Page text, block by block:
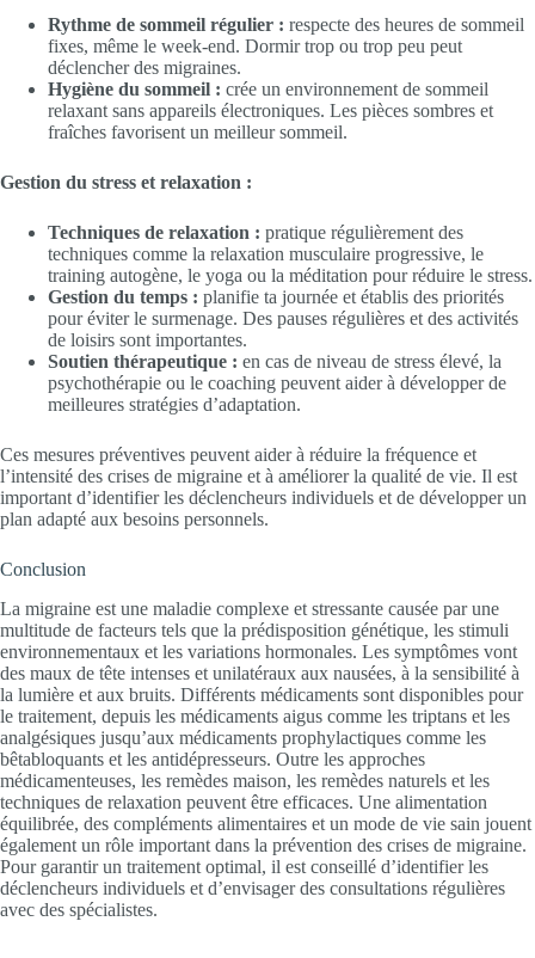
Rythme de sommeil régulier : respecte des heures de sommeil
fixes, même le week-end. Dormir trop ou trop peu peut
déclencher des migraines.
Hygiène du sommeil : crée un environnement de sommeil
relaxant sans appareils électroniques. Les pièces sombres et
fraîches favorisent un meilleur sommeil.
Gestion du stress et relaxation :
Techniques de relaxation : pratique régulièrement des
techniques comme la relaxation musculaire progressive, le
training autogène, le yoga ou la méditation pour réduire le stress.
Gestion du temps : planifie ta journée et établis des priorités
pour éviter le surmenage. Des pauses régulières et des activités
de loisirs sont importantes.
Soutien thérapeutique : en cas de niveau de stress élevé, la
psychothérapie ou le coaching peuvent aider à développer de
meilleures stratégies d’adaptation.
Ces mesures préventives peuvent aider à réduire la fréquence et
l’intensité des crises de migraine et à améliorer la qualité de vie. Il est
important d’identifier les déclencheurs individuels et de développer un
plan adapté aux besoins personnels.
Conclusion
La migraine est une maladie complexe et stressante causée par une
multitude de facteurs tels que la prédisposition génétique, les stimuli
environnementaux et les variations hormonales. Les symptômes vont
des maux de tête intenses et unilatéraux aux nausées, à la sensibilité à
la lumière et aux bruits. Différents médicaments sont disponibles pour
le traitement, depuis les médicaments aigus comme les triptans et les
analgésiques jusqu’aux médicaments prophylactiques comme les
bêtabloquants et les antidépresseurs. Outre les approches
médicamenteuses, les remèdes maison, les remèdes naturels et les
techniques de relaxation peuvent être efficaces. Une alimentation
équilibrée, des compléments alimentaires et un mode de vie sain jouent
également un rôle important dans la prévention des crises de migraine.
Pour garantir un traitement optimal, il est conseillé d’identifier les
déclencheurs individuels et d’envisager des consultations régulières
avec des spécialistes.